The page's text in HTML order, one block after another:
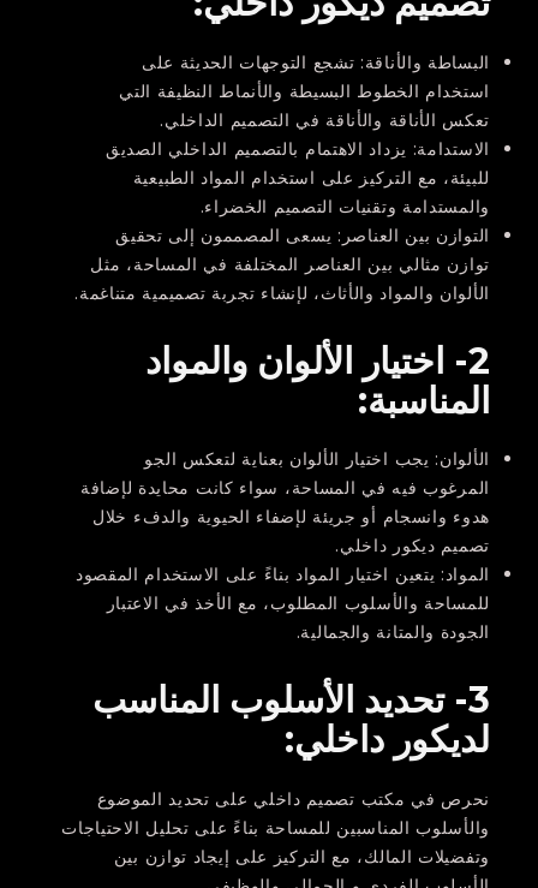
البساطة والأناقة: تشجع التوجهات الحديثة على
استخدام الخطوط البسيطة والأنماط النظيفة التي
تعكس الأناقة والأناقة في التصميم الداخلي.
الاستدامة: يزداد الاهتمام بالتصميم الداخلي الصديق
للبيئة، مع التركيز على استخدام المواد الطبيعية
والمستدامة وتقنيات التصميم الخضراء.
التوازن بين العناصر: يسعى المصممون إلى تحقيق
توازن مثالي بين العناصر المختلفة في المساحة، مثل
الألوان والمواد والأثاث، لإنشاء تجربة تصميمية متناغمة.
2- اختيار الألوان والمواد
المناسبة:
الألوان: يجب اختيار الألوان بعناية لتعكس الجو
المرغوب فيه في المساحة، سواء كانت محايدة لإضافة
هدوء وانسجام أو جريئة لإضفاء الحيوية والدفء خلال
تصميم ديكور داخلي.
المواد: يتعين اختيار المواد بناءً على الاستخدام المقصود
للمساحة والأسلوب المطلوب، مع الأخذ في الاعتبار
الجودة والمتانة والجمالية.
3- تحديد الأسلوب المناسب
لديكور داخلي:
نحرص في مكتب تصميم داخلي على تحديد الموضوع
والأسلوب المناسبين للمساحة بناءً على تحليل الاحتياجات
وتفضيلات المالك، مع التركيز على إيجاد توازن بين